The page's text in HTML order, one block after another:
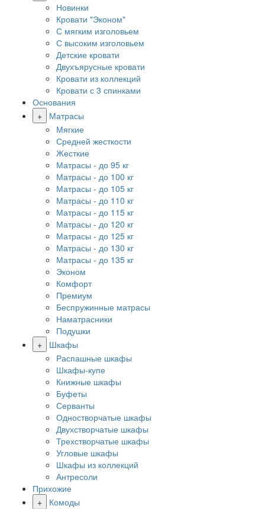
Новинки
Кровати "Эконом"
С мягким изголовьем
С высоким изголовьем
Детские кровати
Двухъярусные кровати
Кровати из коллекций
Кровати с 3 спинками
Основания
+
Матрасы
Мягкие
Средней жесткости
Жесткие
Матрасы - до 95 кг
Матрасы - до 100 кг
Матрасы - до 105 кг
Матрасы - до 110 кг
Матрасы - до 115 кг
Матрасы - до 120 кг
Матрасы - до 125 кг
Матрасы - до 130 кг
Матрасы - до 135 кг
Эконом
Комфорт
Премиум
Беспружинные матрасы
Наматрасники
Подушки
+
Шкафы
Распашные шкафы
Шкафы-купе
Книжные шкафы
Буфеты
Серванты
Одностворчатые шкафы
Двухстворчатые шкафы
Трехстворчатые шкафы
Угловые шкафы
Шкафы из коллекций
Антресоли
Прихожие
+
Комоды